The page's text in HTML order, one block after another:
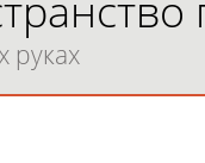
руках